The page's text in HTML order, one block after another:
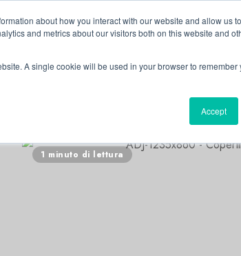
about how you interact with our website and allow us
and metrics about our visitors both on this website and
A single cookie will be used in your browser to remember
Accept
1 minuto di lettura